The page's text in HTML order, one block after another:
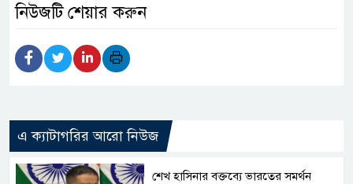
নিউজটি শেয়ার করুন
এ ক্যাটাগরির আরো নিউজ
শেখ হাসিনার বক্তব্যে ভারতের সমর্থন